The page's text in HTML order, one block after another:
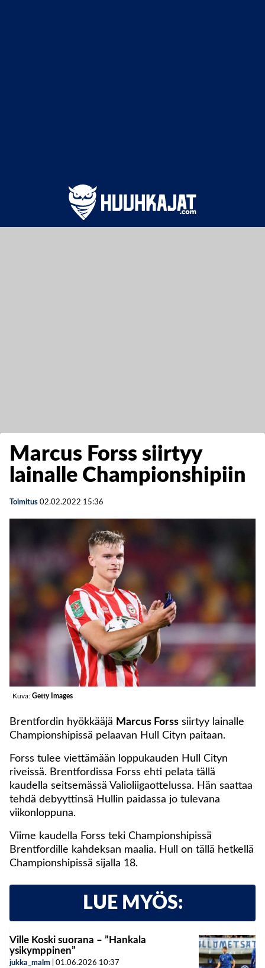
Marcus Forss siirtyy
lainalle Championshipiin
Toimitus 02.02.2022 15:36
Kuva: Getty Images
Brentfordin hyökkääjä Marcus Forss siirtyy lainalle
Championshipissä pelaavan Hull Cityn paitaan.
Forss tulee viettämään loppukauden Hull Cityn
riveissä. Brentfordissa Forss ehti pelata tällä
kaudella seitsemässä Valioliigaottelussa. Hän saattaa
tehdä debyyttinsä Hullin paidassa jo tulevana
viikonloppuna.
Viime kaudella Forss teki Championshipissä
Brentfordille kahdeksan maalia. Hull on tällä hetkellä
Championshipissä sijalla 18.
LUE MYÖS:
Ville Koski suorana – ”Hankala
ysikymppinen”
jukka_malm 01.06.2026 10:37